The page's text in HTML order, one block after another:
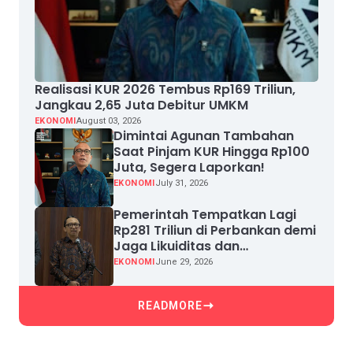
Realisasi KUR 2026 Tembus Rp169 Triliun,
Jangkau 2,65 Juta Debitur UMKM
EKONOMIAugust 03, 2026
Dimintai Agunan Tambahan
Saat Pinjam KUR Hingga Rp100
Juta, Segera Laporkan!
EKONOMIJuly 31, 2026
Pemerintah Tempatkan Lagi
Rp281 Triliun di Perbankan demi
Jaga Likuiditas dan
Pertumbuhan Kredit
EKONOMIJune 29, 2026
READMORE